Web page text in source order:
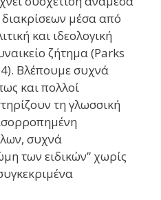
μέσα από
και ιδεολογική
ζήτημα (Parks
Βλέπουμε συχνά
και πολλοί
τη γλωσσική
συχνά
των ειδικών” χωρίς